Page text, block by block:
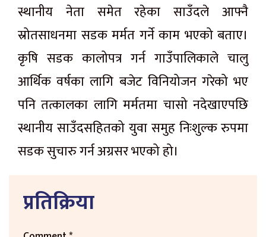
स्थानीय नेता समेत रहेका साउँदले आफ्नै
स्रोतसाधनमा सडक मर्मत गर्ने काम भएको बताए।
कृषि सडक कालोपत्र गर्न गाउँपालिकाले चालु
आर्थिक वर्षका लागि बजेट विनियोजन गरेको भए
पनि तत्कालका लागि मर्मतमा चासो नदेखाएपछि
स्थानीय साउँदसहितको युवा समुह निःशुल्क रुपमा
सडक सुचारु गर्न अग्रसर भएको हो।
प्रतिक्रिया